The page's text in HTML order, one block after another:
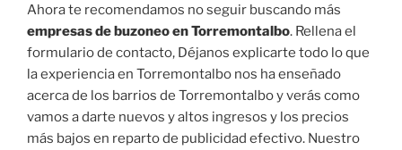
Ahora te recomendamos no seguir buscando más
empresas de buzoneo en Torremontalbo. Rellena el
formulario de contacto, Déjanos explicarte todo lo que
la experiencia en Torremontalbo nos ha enseñado
acerca de los barrios de Torremontalbo y verás como
vamos a darte nuevos y altos ingresos y los precios
más bajos en reparto de publicidad efectivo. Nuestro